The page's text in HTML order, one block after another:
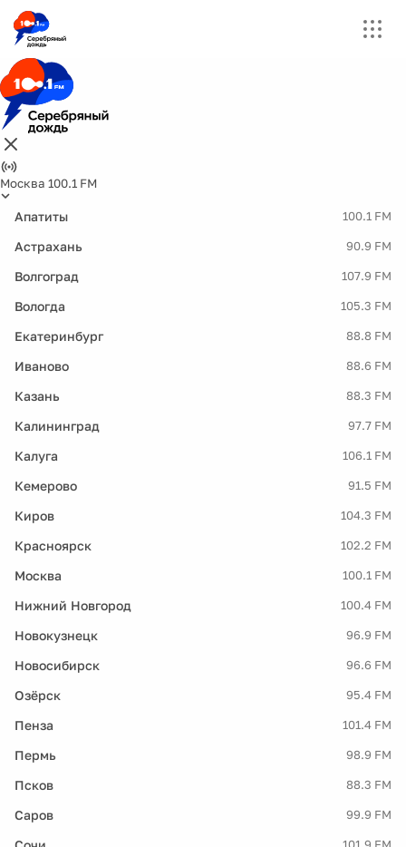
Москва 100.1 FM
Апатиты 100.1 FM
Астрахань 90.9 FM
Волгоград 107.9 FM
Вологда 105.3 FM
Екатеринбург 88.8 FM
Иваново 88.6 FM
Казань 88.3 FM
Калининград 97.7 FM
Калуга 106.1 FM
Кемерово 91.5 FM
Киров 104.3 FM
Красноярск 102.2 FM
Москва 100.1 FM
Нижний Новгород 100.4 FM
Новокузнецк 96.9 FM
Новосибирск 96.6 FM
Озёрск 95.4 FM
Пенза 101.4 FM
Пермь 98.9 FM
Псков 88.3 FM
Саров 99.9 FM